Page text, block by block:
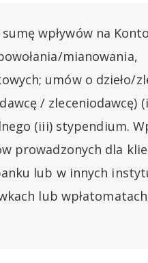
wpływów na
mianowania,
umów o dzieło/
/ zleceniodawcę)
(iii) stypendium.
prowadzonych dla
lub w innych
lub